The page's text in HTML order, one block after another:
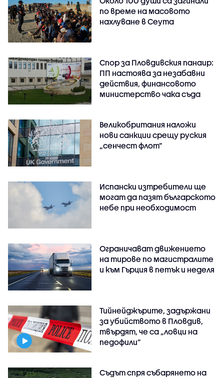
по време на масовото
нахлуване в Сеута
Спор за Пловдивския панаир:
ПП настоява за незабавни
действия, финансовото
министерство чака съда
Великобритания наложи
нови санкции срещу руския
„сенчест флот“
Испански изтребители ще
могат да пазят българското
небе при необходимост
Ограничават движението
на тирове по магистралите
и към Гърция в петък и неделя
Тийнейджърите, задържани
за убийството в Пловдив,
твърдят, че са „ловци на
педофили”
Съдът спря събарянето на